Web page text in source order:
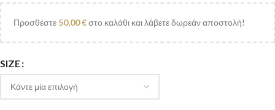
Προσθέστε 50,00€στο καλάθι και λάβετε δωρεάν αποστολή!
SIZE